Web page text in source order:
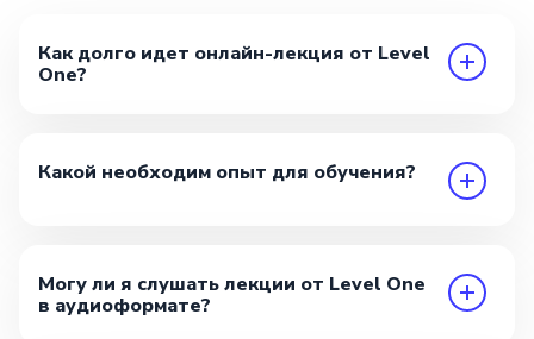
Как долго идет онлайн-лекция от Level
One?
Какой необходим опыт для обучения?
Могу ли я слушать лекции от Level One
в аудиоформате?